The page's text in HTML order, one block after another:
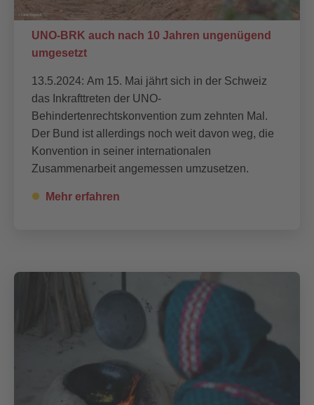
UNO-BRK auch nach 10 Jahren ungenügend
umgesetzt
13.5.2024: Am 15. Mai jährt sich in der Schweiz
das Inkrafttreten der UNO-
Behindertenrechtskonvention zum zehnten Mal.
Der Bund ist allerdings noch weit davon weg, die
Konvention in seiner internationalen
Zusammenarbeit angemessen umzusetzen.
Mehr erfahren